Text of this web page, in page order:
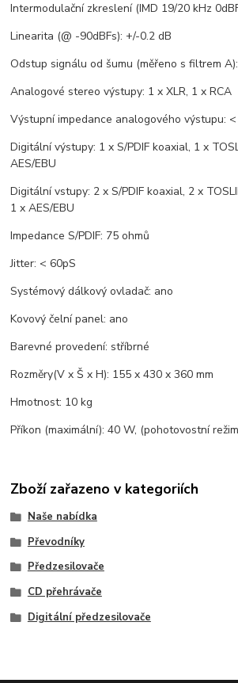
Intermodulační zkreslení (IMD 19/20 kHz
Linearita (@ -90dBFs): +/-0.2 dB
Odstup signálu od šumu (měřeno s filtrem
Analogové stereo výstupy: 1 x XLR, 1 x RCA
Výstupní impedance analogového výstupu:
Digitální výstupy: 1 x S/PDIF koaxial, 1 x
AES/EBU
Digitální vstupy: 2 x S/PDIF koaxial, 2 x
1 x AES/EBU
Impedance S/PDIF: 75 ohmů
Jitter: < 60pS
Systémový dálkový ovladač: ano
Kovový čelní panel: ano
Barevné provedení: stříbrné
Rozměry(V x Š x H): 155 x 430 x 360 mm
Hmotnost: 10 kg
Příkon (maximální): 40 W, (pohotovostní
Zboží zařazeno v kategoriích
Naše nabídka
Převodníky
Předzesilovače
CD přehrávače
Digitální předzesilovače